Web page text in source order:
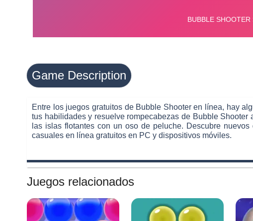
Game Description
Entre los juegos gratuitos de Bubble Shooter en línea, hay
tus habilidades y resuelve rompecabezas de Bubble
las islas flotantes con un oso de peluche. Descubre
casuales en línea gratuitos en PC y dispositivos móviles.
Juegos relacionados